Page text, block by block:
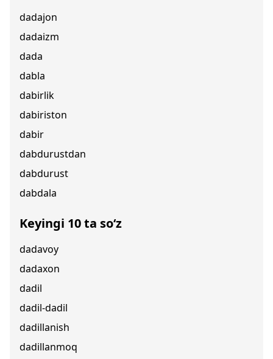
dadajon
dadaizm
dada
dabla
dabirlik
dabiriston
dabir
dabdurustdan
dabdurust
dabdala
Keyingi 10 ta so‘z
dadavoy
dadaxon
dadil
dadil-dadil
dadillanish
dadillanmoq